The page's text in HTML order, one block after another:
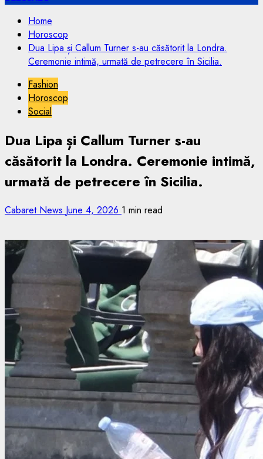
Home
Horoscop
Dua Lipa și Callum Turner s-au căsătorit la Londra.
Ceremonie intimă, urmată de petrecere în Sicilia.
Fashion
Horoscop
Social
Dua Lipa și Callum Turner s-au
căsătorit la Londra. Ceremonie intimă,
urmată de petrecere în Sicilia.
Cabaret News June 4, 2026 1 min read